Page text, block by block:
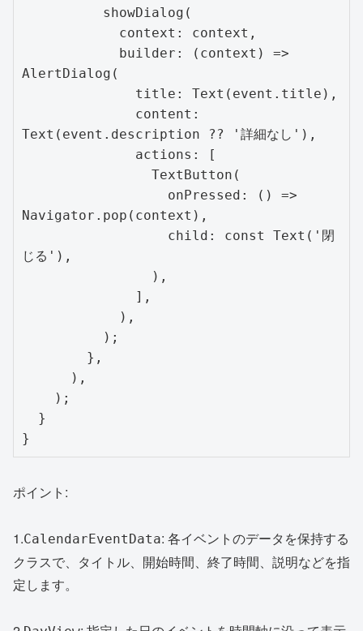
AlertDialog(
Text(event.description ?? '詳細なし'),
Navigator.pop(context),
じる'),
ポイント:
1.CalendarEventData: 各イベントのデータを保持する
クラスで、タイトル、開始時間、終了時間、説明などを指
定します。